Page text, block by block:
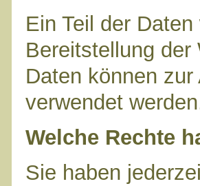
Ein Teil der
Bereitstellung der
Daten können
verwendet
Welche Rechte
Sie haben